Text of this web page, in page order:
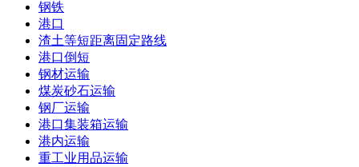
钢铁
港口
渣土等短距离固定路线
港口倒短
钢材运输
煤炭砂石运输
钢厂运输
港口集装箱运输
港内运输
重工业用品运输